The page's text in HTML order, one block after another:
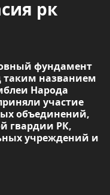
рк
фундамент
таким названием
Народа
участие
объединений,
гвардии РК,
учреждений и